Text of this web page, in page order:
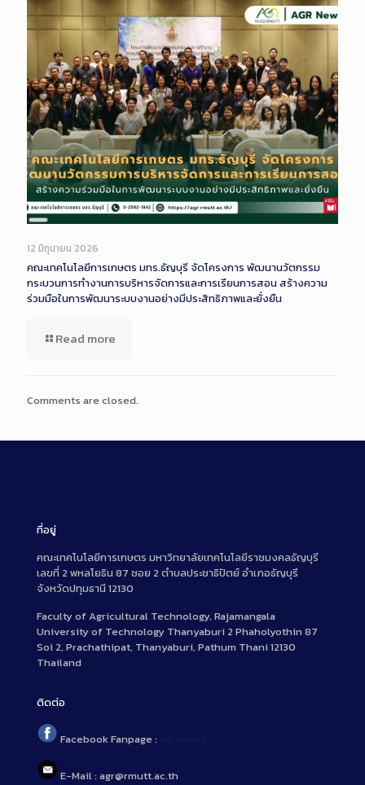
Long
Description
12 มิถุนายน 2026
คณะเทคโนโลยีการเกษตร มทร.ธัญบุรี จัดโครงการ พัฒนานวัตกรรม
กระบวนการทำงานการบริหารจัดการและการเรียนการสอน สร้างความ
ร่วมมือในการพัฒนาระบบงานอย่างมีประสิทธิภาพและยั่งยืน
Read more
Comments are closed.
ที่อยู่
คณะเทคโนโลยีการเกษตร มหาวิทยาลัยเทคโนโลยีราชมงคลธัญบุรี
เลขที่ 2 พหลโยธิน 87 ซอย 2 ตำบลประชาธิปัตย์ อำเภอธัญบุรี
จังหวัดปทุมธานี 12130
Faculty of Agricultural Technology, Rajamangala
University of Technology Thanyaburi 2 Phaholyothin 87
Soi 2, Prachathipat, Thanyaburi, Pathum Thani 12130
Thailand
ติดต่อ
Facebook Fanpage :
E-Mail : agr@rmutt.ac.th